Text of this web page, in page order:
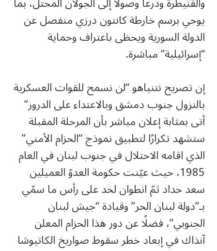
يوحي برسم خارطة كانتون درزي منفصل عن
الدولة السورية ويحظى باعتراف وحماية
“إسرائيلية” مباشرة.
إن تصريح نتنياهو “لن نسمح للقوات العسكرية
بالنزول جنوب دمشق وبالاعتداء على الدروز”
أتى بمثابة إعلان مباشر بأن المرحلة المقبلة
ستشهد تكرارًا لتطبيق نموذج “الحزام الأمني”
الذي اقامه الاحتلال في جنوب لبنان في العام
1985، حيث عيّنت حكومة العدوّ العميلين
سعد حداد ثمّ انطوان لحد على رأس ما سمّي
بـ”دولة لبنان الحر” وقيادة “جيش لبنان
الجنوبي”، فضلًا عن دور هذا الحزام المعلن
آنذاك في إبعاد خطر سقوط صواريخ الكاتيوشا